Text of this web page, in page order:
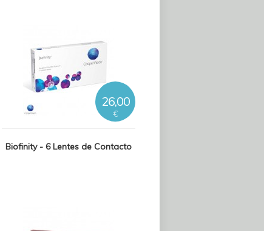
Biofinity - 6 Lentes de Contacto
26,00
€